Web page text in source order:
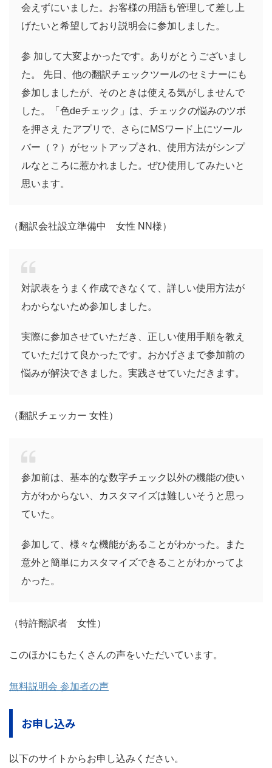
会えずにいました。お客様の用語も管理して差し上
げたいと希望しており説明会に参加しました。
参 加して大変よかったです。ありがとうございまし
た。 先日、他の翻訳チェックツールのセミナーにも
参加しましたが、そのときは使える気がしませんで
した。「色deチェック」は、チェックの悩みのツボ
を押さえ たアプリで、さらにMSワード上にツール
バー（？）がセットアップされ、使用方法がシンプ
ルなところに惹かれました。ぜひ使用してみたいと
思います。
（翻訳会社設立準備中 女性 NN様）
対訳表をうまく作成できなくて、詳しい使用方法が
わからないため参加しました。
実際に参加させていただき、正しい使用手順を教え
ていただけて良かったです。おかげさまで参加前の
悩みが解決できました。実践させていただきます。
（翻訳チェッカー 女性）
参加前は、基本的な数字チェック以外の機能の使い
方がわからない、カスタマイズは難しいそうと思っ
ていた。
参加して、様々な機能があることがわかった。また
意外と簡単にカスタマイズできることがわかってよ
かった。
（特許翻訳者 女性）
このほかにもたくさんの声をいただいています。
無料説明会 参加者の声
お申し込み
以下のサイトからお申し込みください。